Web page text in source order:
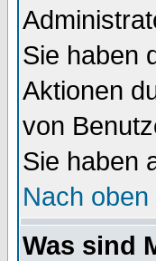
Sie haben
Aktionen
von
Sie haben
Nach oben
Was sind